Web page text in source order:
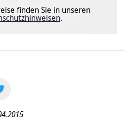
finden Sie in unseren
.